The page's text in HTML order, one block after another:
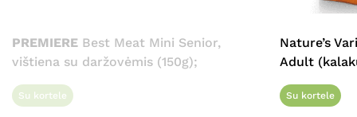
PREMIERE Best Meat Mini Senior,
vištiena su daržovėmis (150g);
Su kortele
Nature’s
Adult
Su kortele